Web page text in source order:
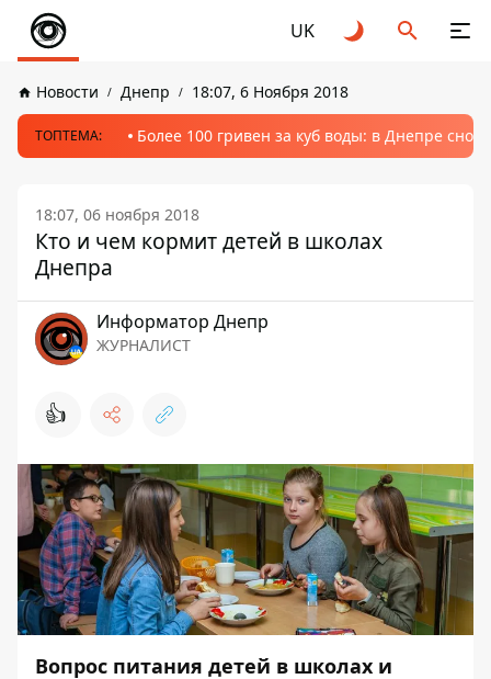
UK
Новости Днепр 18:07, 6 Ноября 2018
ТОПТЕМА: Более 100 гривен за куб воды: в Днепре
18:07, 06 ноября 2018
Кто и чем кормит детей в школах
Днепра
Информатор Днепр
ЖУРНАЛИСТ
👍
Вопрос питания детей в школах и